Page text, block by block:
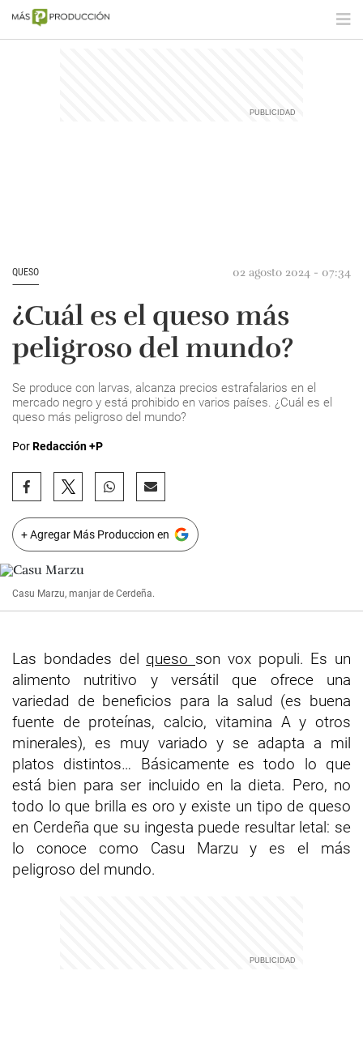
QUESO 02 agosto 2024 - 07:34
¿Cuál es el queso más
peligroso del mundo?
Se produce con larvas, alcanza precios estrafalarios en el
mercado negro y está prohibido en varios países. ¿Cuál es el
queso más peligroso del mundo?
PorRedacción +P
+ Agregar Más Produccion en
Casu Marzu, manjar de Cerdeña.
Las bondades del queso son vox populi. Es un
alimento nutritivo y versátil que ofrece una
variedad de beneficios para la salud (es buena
fuente de proteínas, calcio, vitamina A y otros
minerales), es muy variado y se adapta a mil
platos distintos… Básicamente es todo lo que
está bien para ser incluido en la dieta. Pero, no
todo lo que brilla es oro y existe un tipo de queso
en Cerdeña que su ingesta puede resultar letal: se
lo conoce como Casu Marzu y es el más
peligroso del mundo.